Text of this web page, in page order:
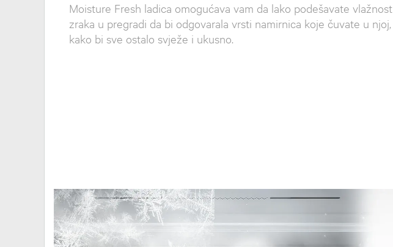
Moisture Fresh ladica omogućava vam da lako podešavate vlažnost
zraka u pregradi da bi odgovarala vrsti namirnica koje čuvate u njoj,
kako bi sve ostalo svježe i ukusno.
`